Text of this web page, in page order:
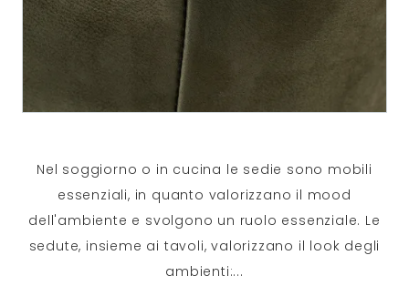
Nel soggiorno o in cucina le sedie sono mobili
essenziali, in quanto valorizzano il mood
dell'ambiente e svolgono un ruolo essenziale. Le
sedute, insieme ai tavoli, valorizzano il look degli
ambienti:...